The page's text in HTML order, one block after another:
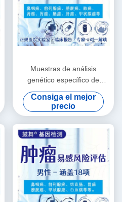
Muestras de análisis
genético específico de
tumores 12 artículos para
hombres
Consiga el mejor
precio